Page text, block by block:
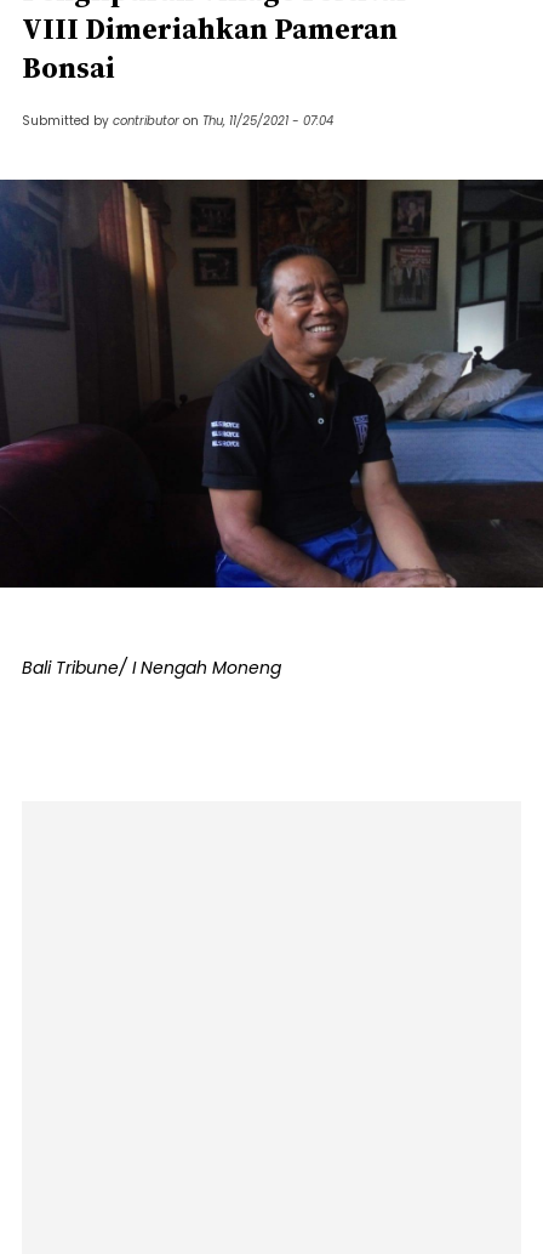
VIII Dimeriahkan Pameran
Bonsai
Submitted by contributor on Thu, 11/25/2021 - 07:04
Bali Tribune/ I Nengah Moneng